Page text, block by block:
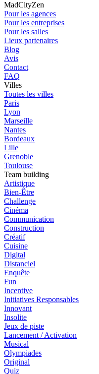
MadCityZen
Pour les agences
Pour les entreprises
Pour les salles
Lieux partenaires
Blog
Avis
Contact
FAQ
Villes
Toutes les villes
Paris
Lyon
Marseille
Nantes
Bordeaux
Lille
Grenoble
Toulouse
Team building
Artistique
Bien-Être
Challenge
Cinéma
Communication
Construction
Créatif
Cuisine
Digital
Distanciel
Enquête
Fun
Incentive
Initiatives Responsables
Innovant
Insolite
Jeux de piste
Lancement / Activation
Musical
Olympiades
Original
Quiz